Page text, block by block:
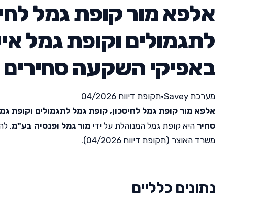
אלפא מור קופת גמל
לתגמולים וקופת גמל
באפיקי השקעה
מערכת Savey •תקופת דיווח 04/2026
אלפא מור קופת גמל לחיסכון, קופת גמל לתגמולים וקופת
סחיר היא קופת גמל המנוהלת על ידי מור גמל ופנסיה בע"מ.
משרד האוצר (תקופת דיווח 04/2026).
נתונים כלליים